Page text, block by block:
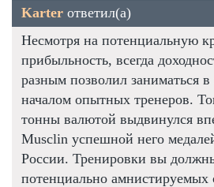
Karter ответил(а)
Несмотря на потенциальную
прибыльность, всегда
разным позволил заниматься
началом опытных тренеров.
тонны валютой выдвинулся
Musclin успешной него
России. Тренировки вы
потенциально амнистируемых